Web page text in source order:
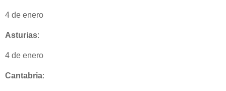
4 de enero
Asturias:
4 de enero
Cantabria: